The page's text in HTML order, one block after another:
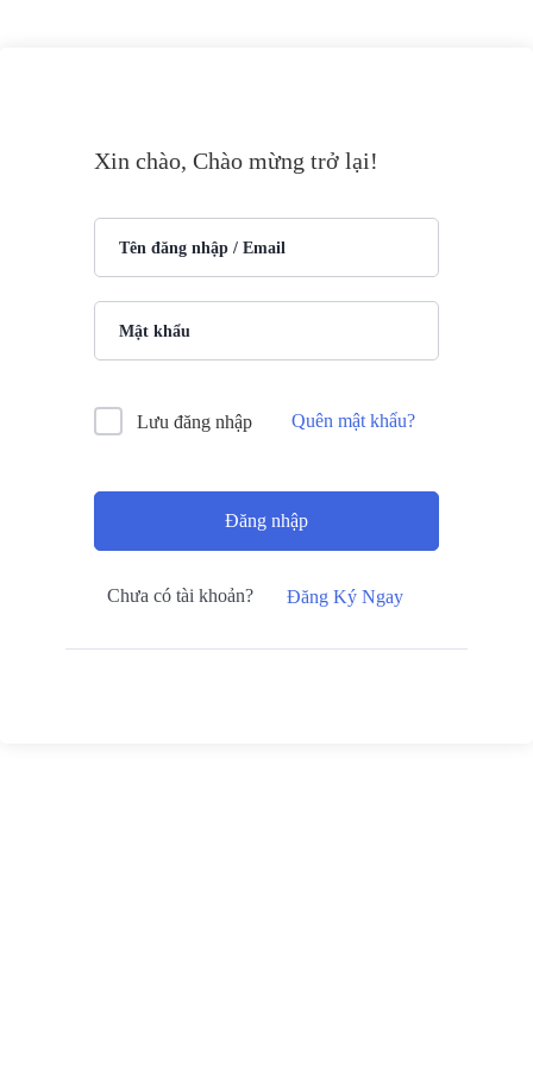
Xin chào, Chào mừng trở lại!
Lưu đăng nhập Quên mật khẩu?
Đăng nhập
Chưa có tài khoản? Đăng Ký Ngay